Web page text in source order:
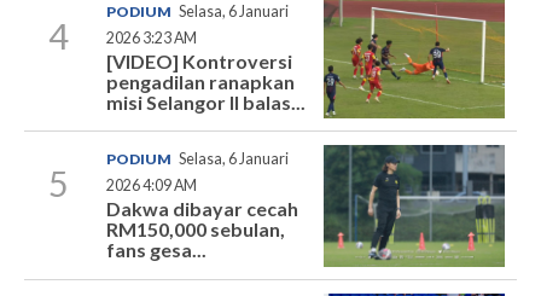
4
PODIUM Selasa, 6 Januari
2026 3:23 AM
[VIDEO] Kontroversi
pengadilan ranapkan
misi Selangor II balas...
5
PODIUM Selasa, 6 Januari
2026 4:09 AM
Dakwa dibayar cecah
RM150,000 sebulan,
fans gesa...